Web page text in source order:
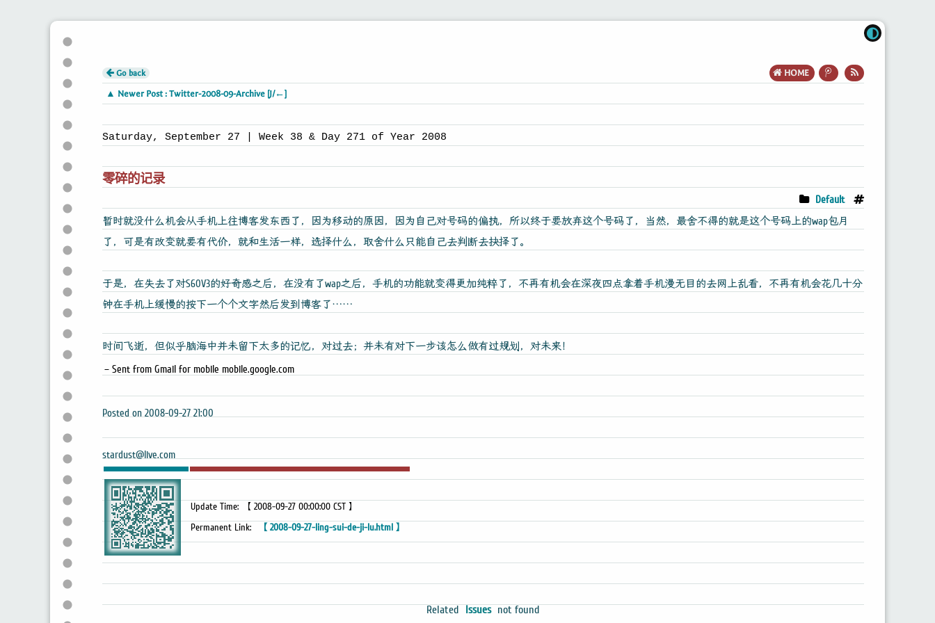
HOME
Go back
▲ Newer Post : Twitter-2008-09-Archive [J/←]
Saturday, September 27 | Week 38 & Day 271 of Year 2008
零碎的记录
Default
暂时就没什么机会从手机上往博客发东西了，因为移动的原因，因为自己对号码的偏执，所以终于要放弃这个号码了，当然，最舍不得的就是这个号码上的wap包月
了，可是有改变就要有代价，就和生活一样，选择什么，取舍什么只能自己去判断去抉择了。
于是，在失去了对S60V3的好奇感之后，在没有了wap之后，手机的功能就变得更加纯粹了，不再有机会在深夜四点拿着手机漫无目的去网上乱看，不再有机会花几十分
钟在手机上缓慢的按下一个个文字然后发到博客了……
时间飞逝，但似乎脑海中并未留下太多的记忆，对过去；并未有对下一步该怎么做有过规划，对未来！
– Sent from Gmail for mobile mobile.google.com
Posted on 2008-09-27 21:00
stardust@live.com
Update Time: 【 2008-09-27 00:00:00 CST 】
Permanent Link:
【 2008-09-27-ling-sui-de-ji-lu.html 】
Related Issues not found